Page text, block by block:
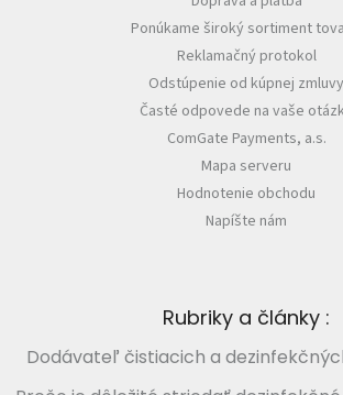
Ponúkame široký sortiment
Reklamačný protokol
Odstúpenie od kúpnej zmluvy
Časté odpovede na vaše
ComGate Payments, a.s.
Mapa serveru
Hodnotenie obchodu
Napíšte nám
Rubriky a články :
Dodávateľ čistiacich a